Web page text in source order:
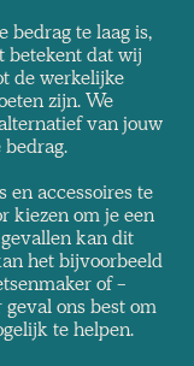
bedrag te laag is,
betekent dat wij
de werkelijke
zijn. We
van jouw
accessoires te
kiezen om je een
kan dit
het bijvoorbeeld
of -
ons best om
te helpen.